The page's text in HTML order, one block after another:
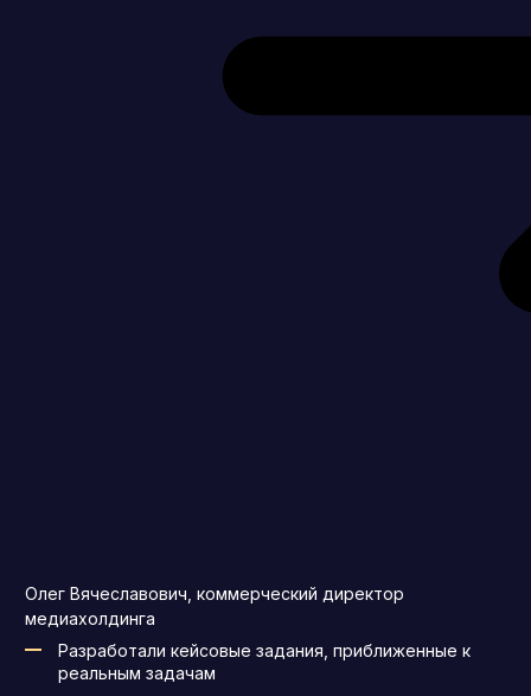
Олег Вячеславович, коммерческий директор
медиахолдинга
Разработали кейсовые задания, приближенные к
реальным задачам